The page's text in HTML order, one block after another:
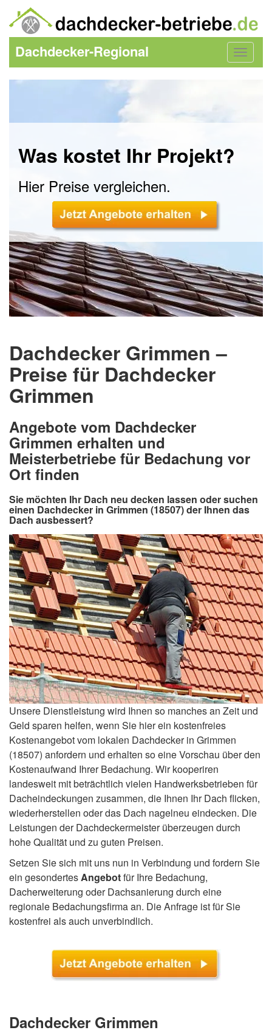
Toggle
Dachdecker-Regional
Was kostet Ihr Projekt?
Hier Preise vergleichen.
Dachdecker Grimmen –
Preise für Dachdecker
Grimmen
Angebote vom Dachdecker
Grimmen erhalten und
Meisterbetriebe für Bedachung vor
Ort finden
Sie möchten Ihr Dach neu decken lassen oder suchen
einen Dachdecker in Grimmen (18507) der Ihnen das
Dach ausbessert?
Unsere Dienstleistung wird Ihnen so manches an Zeit und
Geld sparen helfen, wenn Sie hier ein kostenfreies
Kostenangebot vom lokalen Dachdecker in Grimmen
(18507) anfordern und erhalten so eine Vorschau über den
Kostenaufwand Ihrer Bedachung. Wir kooperiren
landesweit mit beträchtlich vielen Handwerksbetrieben für
Dacheindeckungen zusammen, die Ihnen Ihr Dach flicken,
wiederherstellen oder das Dach nagelneu eindecken. Die
Leistungen der Dachdeckermeister überzeugen durch
hohe Qualität und zu guten Preisen.
Setzen Sie sich mit uns nun in Verbindung und fordern Sie
ein gesondertesAngebotfür Ihre Bedachung,
Dacherweiterung oder Dachsanierung durch eine
regionale Bedachungsfirma an. Die Anfrage ist für Sie
kostenfrei als auch unverbindlich.
Dachdecker Grimmen